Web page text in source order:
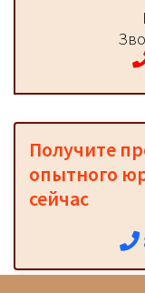
Получите
опытного
сейчас